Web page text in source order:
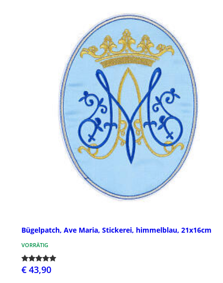
Bügelpatch, Ave Maria, Stickerei, himmelblau, 21x16cm
VORRÄTIG
€ 43,90